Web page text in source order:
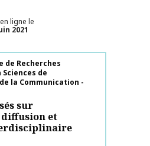
ligne le
2021
de Recherches
de
la Communication -
sur
diffusion et